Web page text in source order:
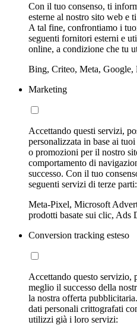
Con il tuo consenso, ti
esterne al nostro sito web e
A tal fine, confrontiamo i
seguenti fornitori esterni e
online, a condizione che tu
Bing, Criteo, Meta,
Marketing
Accettando questi servizi,
personalizzata in base ai
o promozioni per il nostro
comportamento di
successo. Con il tuo
seguenti servizi di terze parti:
Meta-Pixel, Microsoft
prodotti basate sui clic, Ads
Conversion tracking esteso
Accettando questo servizio,
meglio il successo della
la nostra offerta
dati personali crittografati
utilizzi già i loro servizi: